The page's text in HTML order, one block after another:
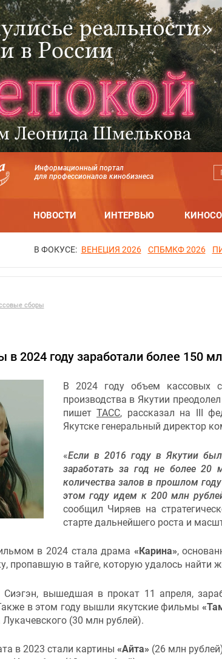
Информационный портал
для профессионалов кинобизнеса
НОВОСТИ ИНТЕРВЬЮ
В ФОКУСЕ: ВЕНЕЦИЯ 2026 СПБМКФ 2026
сборы
в 2024 году заработали более 150
В 2024 году объем кассовых
производства в Якутии
пишетТАСС, рассказал на III
Якутске генеральный директор
«Если в 2016 году в Якутии
заработать за год не более
количества залов в прошлом
этом году идем к 200 млн
сообщил Чиряев на
старте дальнейшего роста и
в 2024 стала драма «Карина»,
пропавшую в тайге, которую удалось найти
вышедшая в прокат 11 апреля,
в этом году вышли якутские фильмы
(30 млн рублей).
в 2023 стали картины «Айта» (26 млн